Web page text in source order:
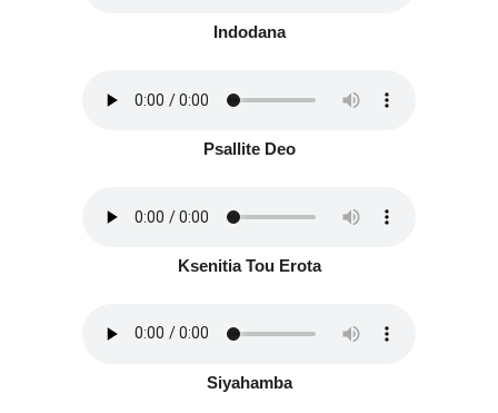
Indodana
Psallite Deo
Ksenitia Tou Erota
Siyahamba